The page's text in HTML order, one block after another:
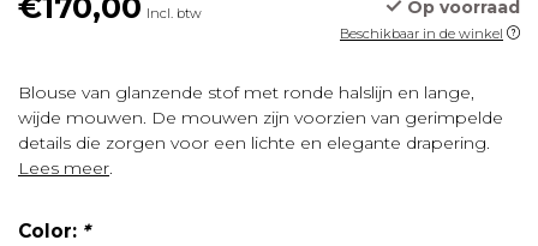
€170,00 Incl. btw Op voorraad
Beschikbaar in de winkel
Blouse van glanzende stof met ronde halslijn en lange,
wijde mouwen. De mouwen zijn voorzien van gerimpelde
details die zorgen voor een lichte en elegante drapering.
Lees meer.
Color: *